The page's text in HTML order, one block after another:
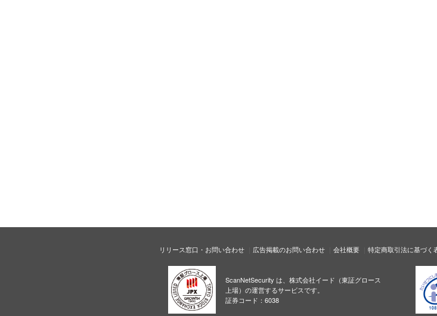
リリース窓口・お問い合わせ 広告掲載のお問い合わせ 会社概要 特定商取引法に基づく
ScanNetSecurity は、株式会社イード（東証グロース
上場）の運営するサービスです。
証券コード：6038